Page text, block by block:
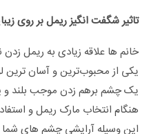
تاثیر شگفت انگیز ریمل بر روی
خانم ها علاقه زیادی به ریمل
یکی از محبوب‌ترین و آسان ترین
یک چشم برهم زدن موجب بلند
هنگام انتخاب مارک ریمل و
این وسیله آرایشی چشم های شما